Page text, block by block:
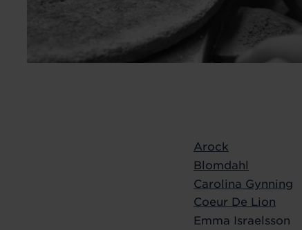
Arock
Blomdahl
Carolina Gynning
Coeur De Lion
Emma Israelsson